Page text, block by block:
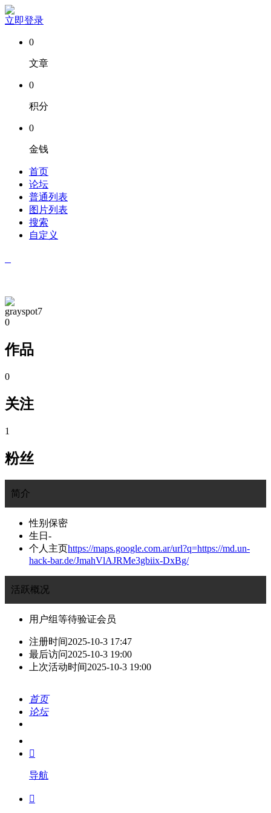
立即登录
0
文章
0
积分
0
金钱
首页
论坛
普通列表
图片列表
搜索
自定义
grayspot7
0
作品
0
关注
1
粉丝
简介
性别 保密
生日 -
个人主页https://maps.google.com.ar/url?q=https://md.un-
hack-bar.de/JmahVlAJRMe3gbiix-DxBg/
活跃概况
用户组等待验证会员
注册时间2025-10-3 17:47
最后访问2025-10-3 19:00
上次活动时间2025-10-3 19:00
首页
论坛
我的

导航
